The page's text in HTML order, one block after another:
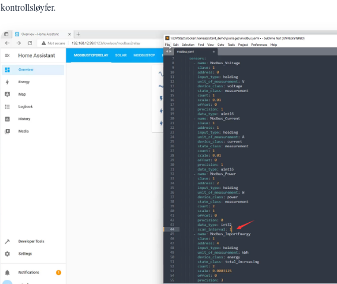
kontrollsløyfer.